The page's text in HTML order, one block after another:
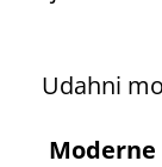
Udahni
Moderne